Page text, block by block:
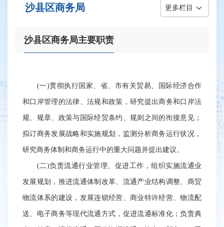
沙县区商务局 更多栏目
沙县区商务局主要职责
(一)贯彻执行国家、省、市有关贸易、国际经济合作
和口岸管理的法律、法规和政策，研究提出商务和口岸法
规、规章、政策与国际经贸条约、规则之间的衔接意见；
拟订商务发展战略和实施规划，监测分析商务运行状况，
研究商务体制和商务运行中的重大问题并提出建议。
(二)负责流通行业管理、促进工作，组织实施流通业
发展规划，推进流通体制改革、流通产业结构调整、商贸
物流体系的建设，发展连锁经营、商业特许经营、物流配
送、电子商务等现代流通方式，促进流通标准化；负责典